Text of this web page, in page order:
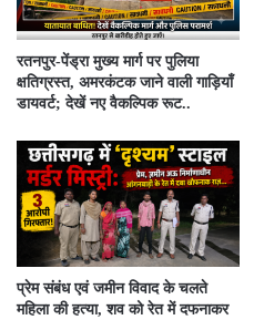
रतनपुर-पेंड्रा मुख्य मार्ग पर पुलिया
क्षतिग्रस्त, अमरकंटक जाने वाली गाड़ियाँ
डायवर्ट; देखें नए वैकल्पिक रूट..
प्रेम संबंध एवं जमीन विवाद के चलते
महिला की हत्या, शव को रेत में दफनाकर